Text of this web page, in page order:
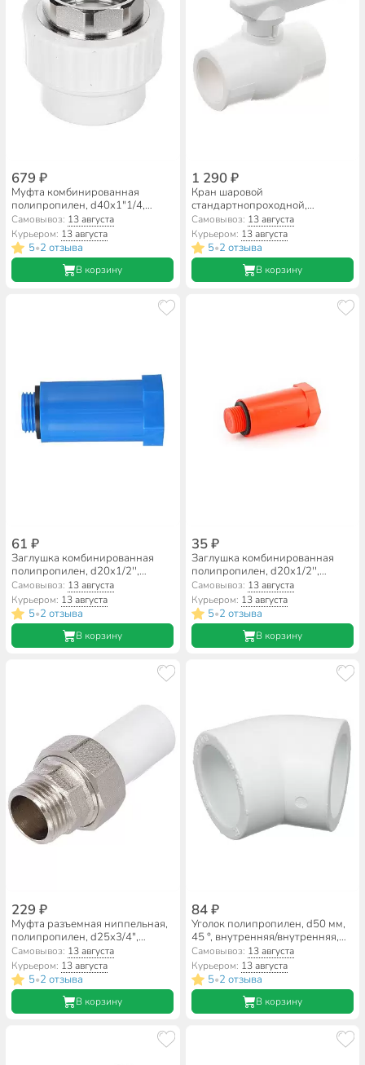
679 ₽
Муфта комбинированная
полипропилен, d40х1"1/4,
внутренняя резьба, белая, RTP
Самовывоз: 13 августа
Курьером: 13 августа
5•2 отзыва
В корзину
1 290 ₽
Кран шаровой
стандартнопроходной,
полипропилен, d40 мм, белый,
RTP
Самовывоз: 13 августа
Курьером: 13 августа
5•2 отзыва
В корзину
61 ₽
Заглушка комбинированная
полипропилен, d20х1/2'',
наружная резьба, синяя, RTP
Самовывоз: 13 августа
Курьером: 13 августа
5•2 отзыва
В корзину
35 ₽
Заглушка комбинированная
полипропилен, d20х1/2'',
наружная резьба, красная, RTP
Самовывоз: 13 августа
Курьером: 13 августа
5•2 отзыва
В корзину
229 ₽
Муфта разъемная ниппельная,
полипропилен, d25х3/4",
наружная резьба, белая, Valfex
Самовывоз: 13 августа
Курьером: 13 августа
5•2 отзыва
В корзину
84 ₽
Уголок полипропилен, d50 мм,
45 °, внутренняя/внутренняя,
белый, RTP
Самовывоз: 13 августа
Курьером: 13 августа
5•2 отзыва
В корзину